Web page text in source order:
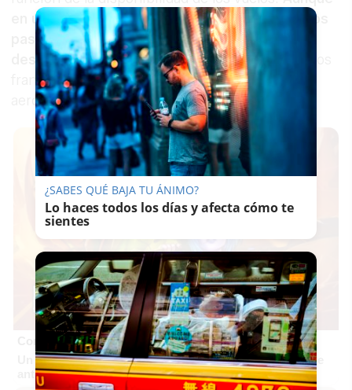
en un primer momento estaba previsto que los
pasajeros de Países Bajos fueran evacuados
después de los españoles, finalmente fueron los
franceses quienes se dirigieron primero al
aeropuerto de Tenerife Sur.
Corepunk MMORPG
Un verdadero MMORPG de la vieja escuela ¡Cómo los de
antes, pero mejor!
¿SABES QUÉ BAJA TU ÁNIMO?
Lo haces todos los días y afecta cómo te
sientes